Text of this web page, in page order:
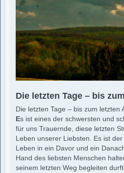
Die letzten Tage – bis
Die letzten Tage – bis zum letzten
Es ist eines der schwersten und
für uns Trauernde, diese letzten
Leben unserer Liebsten. Es ist
Leben in ein Davor und ein
Hand des liebsten Menschen
seinem letzten Weg begleiten